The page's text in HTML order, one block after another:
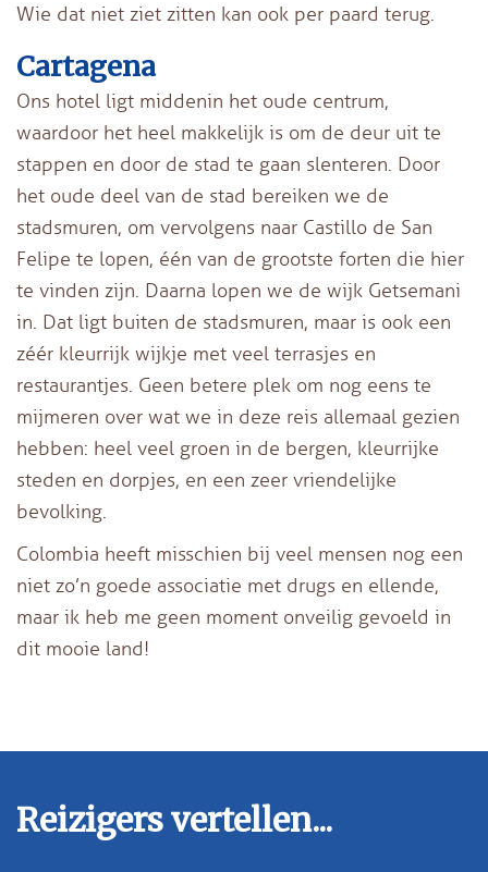
Wie dat niet ziet zitten kan ook per paard terug.
Cartagena
Ons hotel ligt middenin het oude centrum,
waardoor het heel makkelijk is om de deur uit te
stappen en door de stad te gaan slenteren. Door
het oude deel van de stad bereiken we de
stadsmuren, om vervolgens naar Castillo de San
Felipe te lopen, één van de grootste forten die hier
te vinden zijn. Daarna lopen we de wijk Getsemani
in. Dat ligt buiten de stadsmuren, maar is ook een
zéér kleurrijk wijkje met veel terrasjes en
restaurantjes. Geen betere plek om nog eens te
mijmeren over wat we in deze reis allemaal gezien
hebben: heel veel groen in de bergen, kleurrijke
steden en dorpjes, en een zeer vriendelijke
bevolking.
Colombia heeft misschien bij veel mensen nog een
niet zo’n goede associatie met drugs en ellende,
maar ik heb me geen moment onveilig gevoeld in
dit mooie land!
Reizigers vertellen...